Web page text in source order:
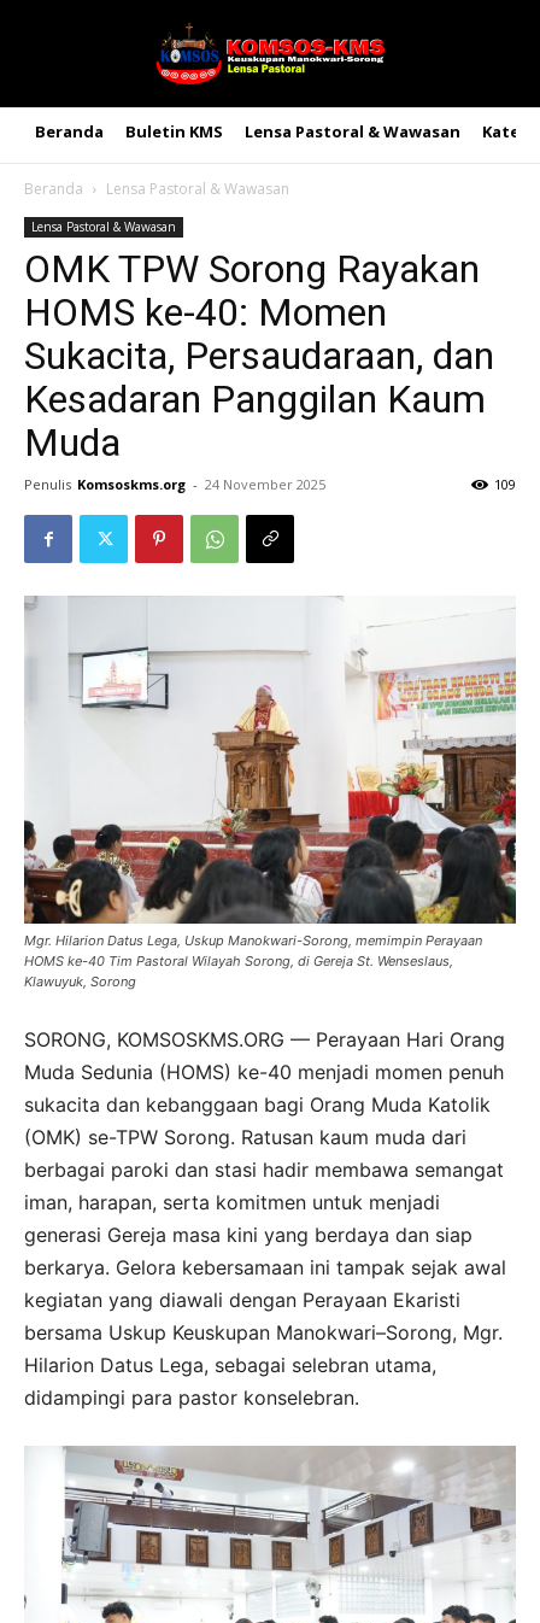
Beranda Buletin KMS Lensa Pastoral & Wawasan
Beranda Lensa Pastoral & Wawasan
Lensa Pastoral & Wawasan
OMK TPW Sorong Rayakan
HOMS ke-40: Momen
Sukacita, Persaudaraan, dan
Kesadaran Panggilan Kaum
Muda
Penulis Komsoskms.org - 24 November 2025 109
Mgr. Hilarion Datus Lega, Uskup Manokwari-Sorong, memimpin Perayaan
HOMS ke-40 Tim Pastoral Wilayah Sorong, di Gereja St. Wenseslaus,
Klawuyuk, Sorong
SORONG, KOMSOSKMS.ORG — Perayaan Hari Orang
Muda Sedunia (HOMS) ke-40 menjadi momen penuh
sukacita dan kebanggaan bagi Orang Muda Katolik
(OMK) se-TPW Sorong. Ratusan kaum muda dari
berbagai paroki dan stasi hadir membawa semangat
iman, harapan, serta komitmen untuk menjadi
generasi Gereja masa kini yang berdaya dan siap
berkarya. Gelora kebersamaan ini tampak sejak awal
kegiatan yang diawali dengan Perayaan Ekaristi
bersama Uskup Keuskupan Manokwari–Sorong, Mgr.
Hilarion Datus Lega, sebagai selebran utama,
didampingi para pastor konselebran.